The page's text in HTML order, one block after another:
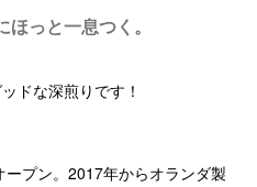
っと一息つく。
ドな深煎りです！
プン。2017年からオランダ製